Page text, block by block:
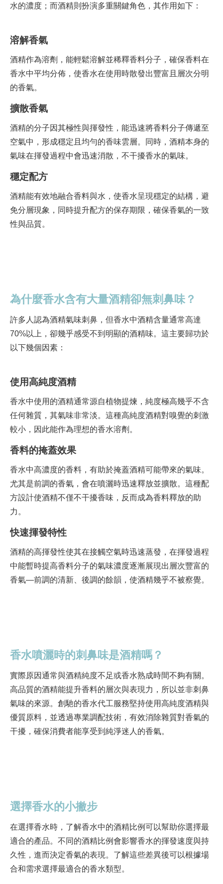
水的濃度；而酒精則扮演多重關鍵角色，其作用如下：
溶解香氣
酒精作為溶劑，能輕鬆溶解並稀釋香料分子，確保香料在
香水中平均分佈，使香水在使用時散發出豐富且層次分明
的香氣。
擴散香氣
酒精的分子因其極性與揮發性，能迅速將香料分子傳遞至
空氣中，形成穩定且均勻的香味雲層。同時，酒精本身的
氣味在揮發過程中會迅速消散，不干擾香水的氣味。
穩定配方
酒精能有效地融合香料與水，使香水呈現穩定的結構，避
免分層現象，同時提升配方的保存期限，確保香氣的一致
性與品質。
為什麼香水含有大量酒精卻無刺鼻味？
許多人認為酒精氣味刺鼻，但香水中酒精含量通常高達
70%以上，卻幾乎感受不到明顯的酒精味。這主要歸功於
以下幾個因素：
使用高純度酒精
香水中使用的酒精通常源自植物提煉，純度極高幾乎不含
任何雜質，其氣味非常淡。這種高純度酒精對嗅覺的刺激
較小，因此能作為理想的香水溶劑。
香料的掩蓋效果
香水中高濃度的香料，有助於掩蓋酒精可能帶來的氣味。
尤其是前調的香氣，會在噴灑時迅速釋放並擴散。這種配
方設計使酒精不僅不干擾香味，反而成為香料釋放的助
力。
快速揮發特性
酒精的高揮發性使其在接觸空氣時迅速蒸發，在揮發過程
中能暫時提高香料分子的氣味濃度逐漸展現出層次豐富的
香氣—前調的清新、後調的餘韻，使酒精幾乎不被察覺。
香水噴灑時的刺鼻味是酒精嗎？
實際原因通常與酒精純度不足或香水熟成時間不夠有關。
高品質的酒精能提升香料的層次與表現力，所以並非刺鼻
氣味的來源。創馳的香水代工服務堅持使用高純度酒精與
優質原料，並透過專業調配技術，有效消除雜質對香氣的
干擾，確保消費者能享受到純淨迷人的香氣。
選擇香水的小撇步
在選擇香水時，了解香水中的酒精比例可以幫助你選擇最
適合的產品。不同的酒精比例會影響香水的揮發速度與持
久性，進而決定香氣的表現。了解這些差異後可以根據場
合和需求選擇最適合的香水類型。